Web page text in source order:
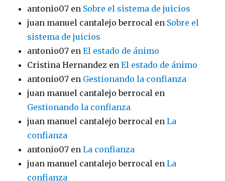
antonio07 en Sobre el sistema de juicios
juan manuel cantalejo berrocal en Sobre el
sistema de juicios
antonio07 enEl estado de ánimo
Cristina Hernandez enEl estado de ánimo
antonio07 en Gestionando la confianza
juan manuel cantalejo berrocal en
Gestionando la confianza
juan manuel cantalejo berrocal enLa
confianza
antonio07 enLa confianza
juan manuel cantalejo berrocal enLa
confianza